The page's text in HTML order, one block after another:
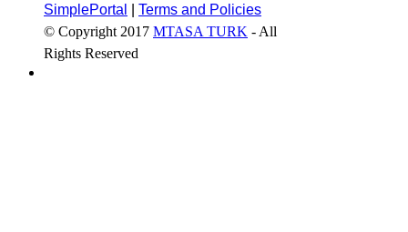
SimplePortal
Terms and Policies
© Copyright 2017 MTASA TURK - All
Rights Reserved